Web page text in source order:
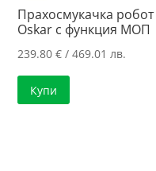
Прахосмукачка робот
Oskar с функция МОП
239.80€ / 469.01 лв.
Купи